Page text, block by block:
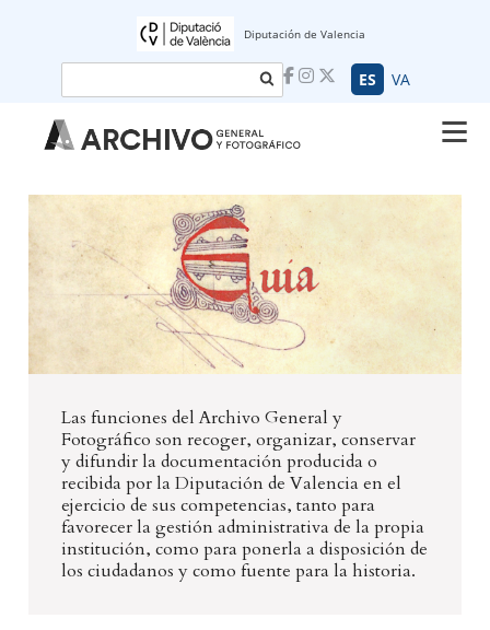
Diputación de Valencia
ES VA
Las funciones del Archivo General y
Fotográfico son recoger, organizar, conservar
y difundir la documentación producida o
recibida por la Diputación de Valencia en el
ejercicio de sus competencias, tanto para
favorecer la gestión administrativa de la propia
institución, como para ponerla a disposición de
los ciudadanos y como fuente para la historia.